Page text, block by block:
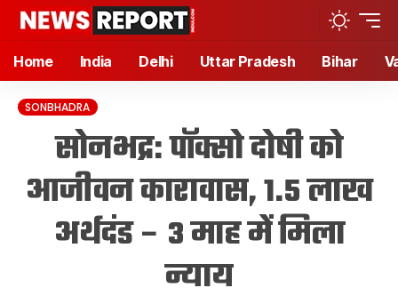
Home India Delhi Uttar Pradesh Bihar
SONBHADRA
सोनभद्र: पॉक्सो दोषी को
आजीवन कारावास, 1.5 लाख
अर्थदंड – 3 माह में मिला
न्याय